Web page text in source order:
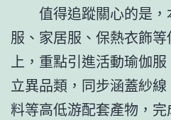
值得追蹤關心的是
服、家居服、保熱衣飾
上，重點引進活動瑜伽
立異品類，同步涵蓋紗
料等高低游配套產物，